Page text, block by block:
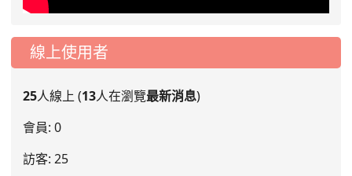
線上使用者
25人線上 (13人在瀏覽最新消息)
會員: 0
訪客: 25